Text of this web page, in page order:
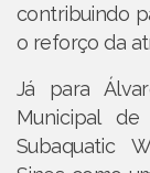
contribuindo
o reforço da
Já para
Municipal
Subaquatic